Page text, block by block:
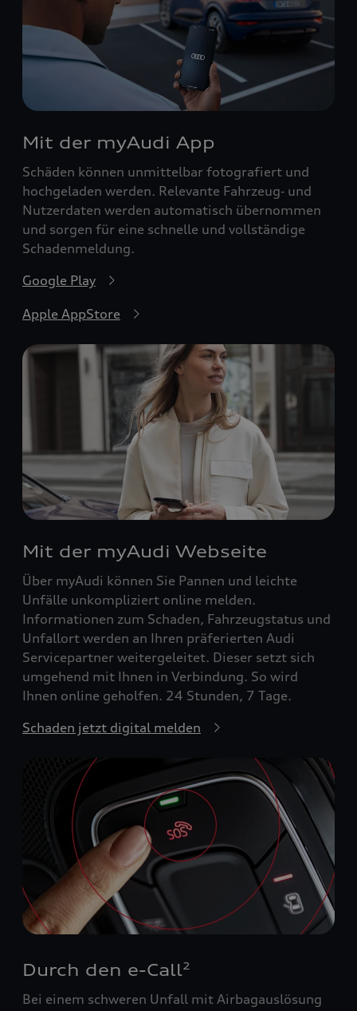
Mit der myAudi App
Schäden können unmittelbar fotografiert und
hochgeladen werden. Relevante Fahrzeug‑ und
Nutzerdaten werden automatisch übernommen
und sorgen für eine schnelle und vollständige
Schadenmeldung.
Google Play
Apple AppStore
Mit der myAudi Webseite
Über myAudi können Sie Pannen und leichte
Unfälle unkompliziert online melden.
Informationen zum Schaden, Fahrzeugstatus und
Unfallort werden an Ihren präferierten Audi
Servicepartner weitergeleitet. Dieser setzt sich
umgehend mit Ihnen in Verbindung. So wird
Ihnen online geholfen. 24 Stunden, 7 Tage.
Schaden jetzt digital melden
Durch den e-Call2
Bei einem schweren Unfall mit Airbagauslösung